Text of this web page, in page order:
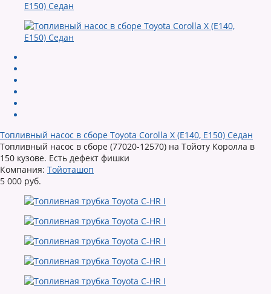
Топливный насос в сборе Toyota Corolla X (E140, E150) Седан
Топливный насос в сборе (77020-12570) на Тойоту Королла в
150 кузове. Есть дефект фишки
Компания: Тойоташоп
5 000 руб.